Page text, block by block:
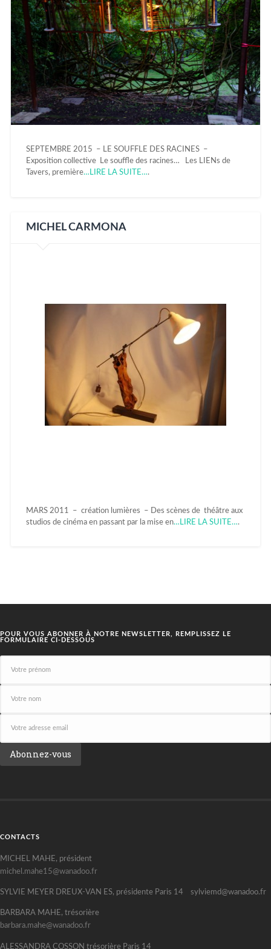
SEPTEMBRE 2015 – LE SOUFFLE DES RACINES –
Exposition collective Le souffle des racines… Les LIENs de
Tavers, première…LIRE LA SUITE….
MICHEL CARMONA
MARS 2011 – création lumières – Des scènes de théâtre aux
studios de cinéma en passant par la mise en…LIRE LA SUITE….
POUR VOUS ABONNER À NOTRE NEWSLETTER, REMPLISSEZ LE
FORMULAIRE CI-DESSOUS
CONTACTS
MICHEL MAHE, président
michel.mahe15@wanadoo.fr
SYLVIE MEYER DREUX-VAN ES, présidente Paris 14 sylviemd@wanadoo.fr
BARBARA MAHE, trésorière
barbara.mahe@wanadoo.fr
ALESSANDRA COSSON trésorière Paris 14